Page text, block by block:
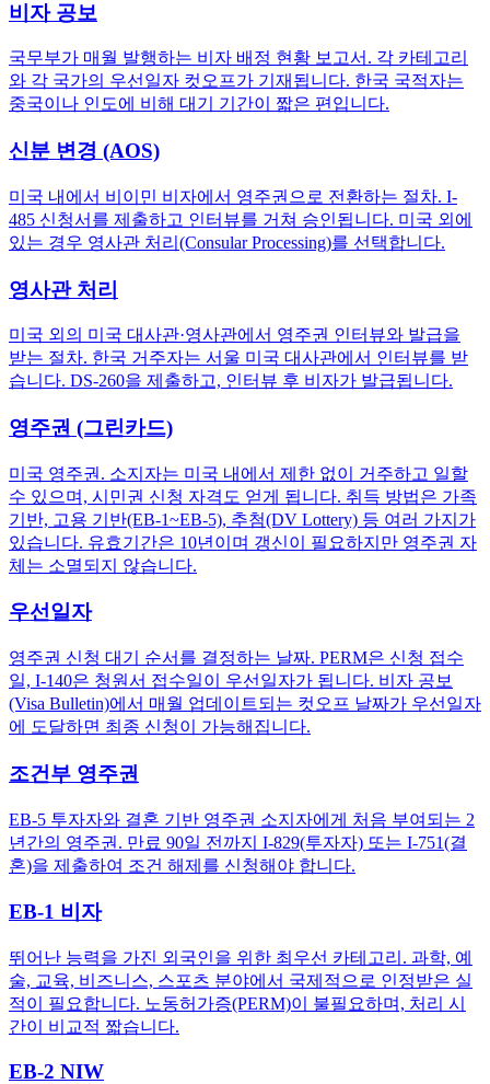
비자 공보
국무부가 매월 발행하는 비자 배정 현황 보고서. 각 카테고리
와 각 국가의 우선일자 컷오프가 기재됩니다. 한국 국적자는
중국이나 인도에 비해 대기 기간이 짧은 편입니다.
신분 변경 (AOS)
미국 내에서 비이민 비자에서 영주권으로 전환하는 절차. I-
485 신청서를 제출하고 인터뷰를 거쳐 승인됩니다. 미국 외에
있는 경우 영사관 처리(Consular Processing)를 선택합니다.
영사관 처리
미국 외의 미국 대사관·영사관에서 영주권 인터뷰와 발급을
받는 절차. 한국 거주자는 서울 미국 대사관에서 인터뷰를 받
습니다. DS-260을 제출하고, 인터뷰 후 비자가 발급됩니다.
영주권 (그린카드)
미국 영주권. 소지자는 미국 내에서 제한 없이 거주하고 일할
수 있으며, 시민권 신청 자격도 얻게 됩니다. 취득 방법은 가족
기반, 고용 기반(EB-1~EB-5), 추첨(DV Lottery) 등 여러 가지가
있습니다. 유효기간은 10년이며 갱신이 필요하지만 영주권 자
체는 소멸되지 않습니다.
우선일자
영주권 신청 대기 순서를 결정하는 날짜. PERM은 신청 접수
일, I-140은 청원서 접수일이 우선일자가 됩니다. 비자 공보
(Visa Bulletin)에서 매월 업데이트되는 컷오프 날짜가 우선일자
에 도달하면 최종 신청이 가능해집니다.
조건부 영주권
EB-5 투자자와 결혼 기반 영주권 소지자에게 처음 부여되는 2
년간의 영주권. 만료 90일 전까지 I-829(투자자) 또는 I-751(결
혼)을 제출하여 조건 해제를 신청해야 합니다.
EB-1 비자
뛰어난 능력을 가진 외국인을 위한 최우선 카테고리. 과학, 예
술, 교육, 비즈니스, 스포츠 분야에서 국제적으로 인정받은 실
적이 필요합니다. 노동허가증(PERM)이 불필요하며, 처리 시
간이 비교적 짧습니다.
EB-2 NIW